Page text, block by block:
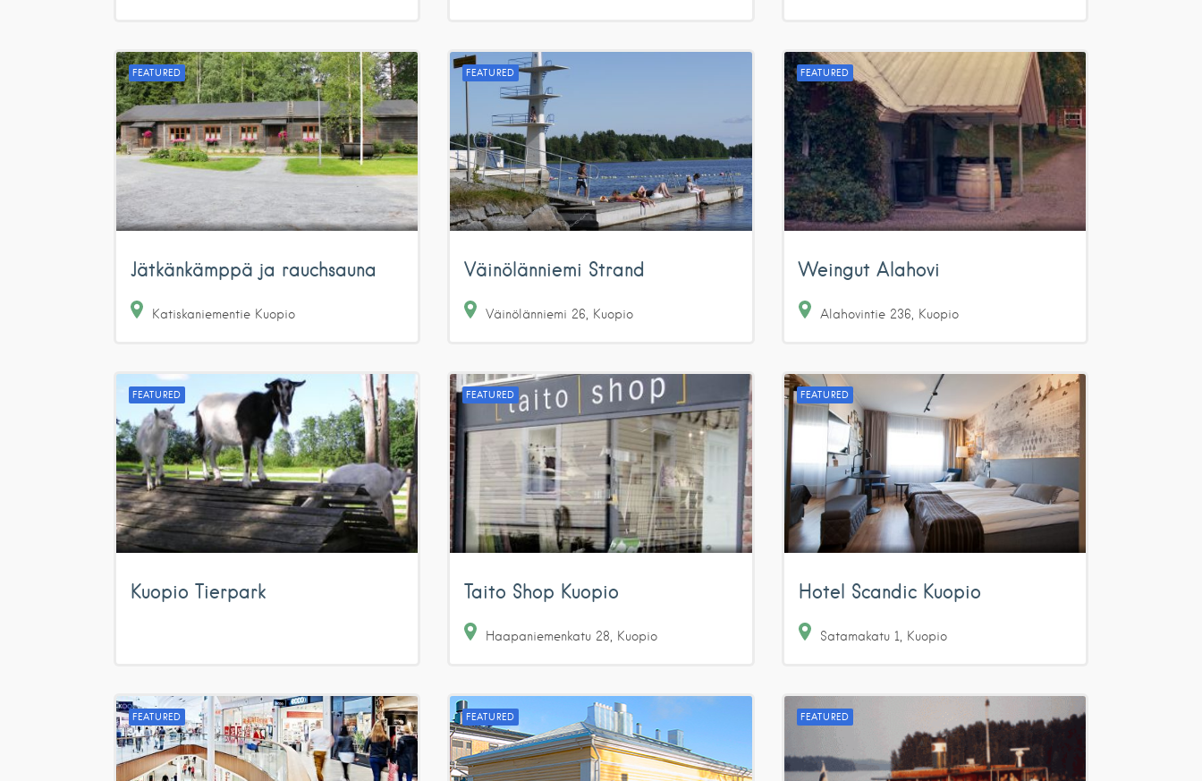
FEATURED
Jätkänkämppä ja rauchsauna
Katiskaniementie Kuopio
FEATURED
Väinölänniemi Strand
Väinölänniemi 26 Kuopio
FEATURED
Weingut Alahovi
Alahovintie 236 Kuopio
FEATURED
Kuopio Tierpark
FEATURED
Taito Shop Kuopio
Haapaniemenkatu 28 Kuopio
FEATURED
Hotel Scandic Kuopio
Satamakatu 1 Kuopio
FEATURED FEATURED FEATURED